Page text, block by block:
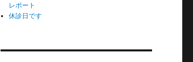
レポート
休診日です